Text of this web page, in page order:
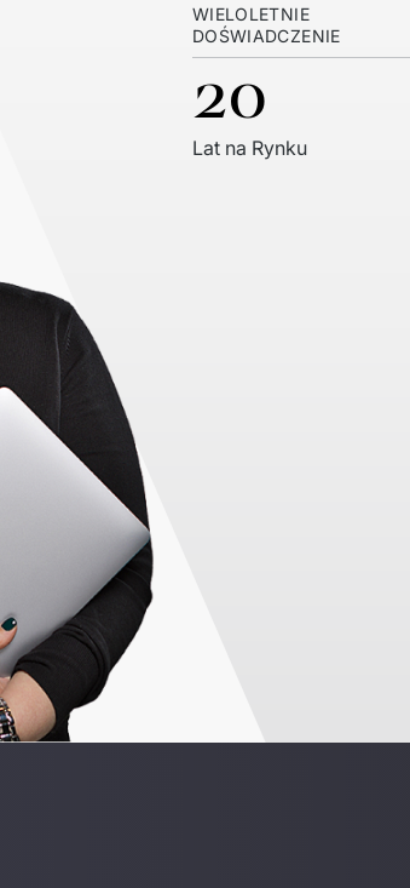
WIELOLETNIE
DOŚWIADCZENIE
20
Lat na Rynku